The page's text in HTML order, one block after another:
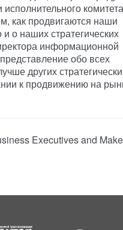
комитета
как продвигаются наши
о наших стратегических
информационной
обо всех
других стратегически
к продвижению на
Executives and